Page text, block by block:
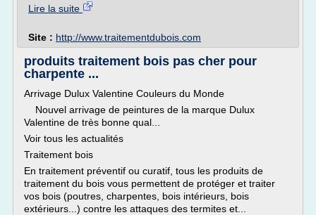
Lire la suite
Site : http://www.traitementdubois.com
produits traitement bois pas cher pour
charpente ...
Arrivage Dulux Valentine Couleurs du Monde
Nouvel arrivage de peintures de la marque Dulux
Valentine de très bonne qual...
Voir tous les actualités
Traitement bois
En traitement préventif ou curatif, tous les produits de
traitement du bois vous permettent de protéger et traiter
vos bois (poutres, charpentes, bois intérieurs, bois
extérieurs...) contre les attaques des termites et...